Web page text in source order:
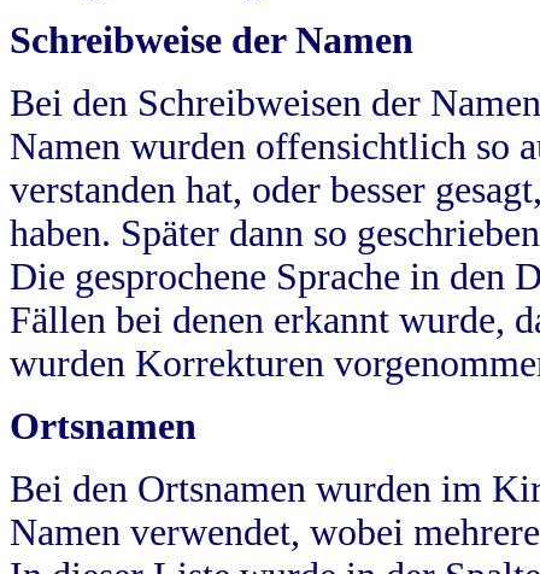
Schreibweise der Namen
Bei den Schreibweisen der
Namen wurden offensichtlich so
verstanden hat, oder besser
haben. Später dann so
Die gesprochene Sprache in
Fällen bei denen erkannt wurde,
wurden Korrekturen
Ortsnamen
Bei den Ortsnamen wurden im
Namen verwendet, wobei